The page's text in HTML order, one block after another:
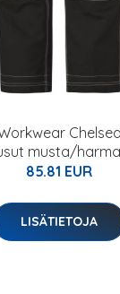
musta/
85.81 EUR
LISÄTIETOJA